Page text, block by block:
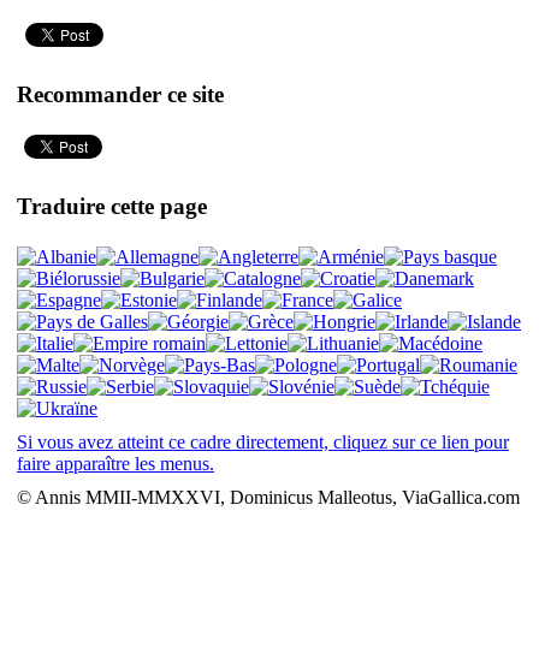
Recommander ce site
Traduire cette page
Si vous avez atteint ce cadre directement, cliquez sur ce lien pour
faire apparaître les menus.
© Annis MMII-MMXXVI, Dominicus Malleotus, ViaGallica.com